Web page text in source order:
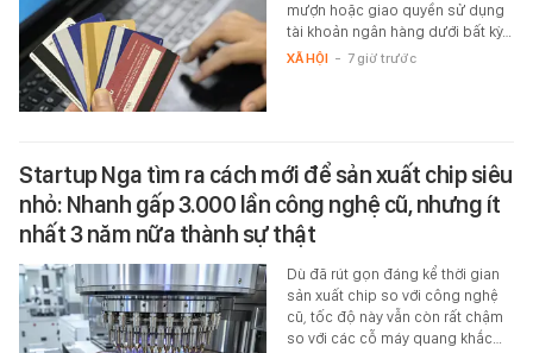
mượn hoặc giao quyền sử dụng
tài khoản ngân hàng dưới bất kỳ…
XÃ HỘI - 7 giờ trước
Startup Nga tìm ra cách mới để sản xuất chip siêu
nhỏ: Nhanh gấp 3.000 lần công nghệ cũ, nhưng ít
nhất 3 năm nữa thành sự thật
Dù đã rút gọn đáng kể thời gian
sản xuất chip so với công nghệ
cũ, tốc độ này vẫn còn rất chậm
so với các cỗ máy quang khắc…